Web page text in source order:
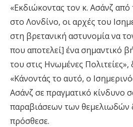
«Εκδιώκοντας τον κ. Ασάνζ
στο Λονδίνο, οι αρχές του
στη βρετανική αστυνομία να
που αποτελεί] ένα σημαντικό
του στις Ηνωμένες
«Κάνοντάς το αυτό, ο
Ασάνζ σε πραγματικό κίνδυνο
παραβιάσεων των θεμελιωδών
πρόσθεσε.